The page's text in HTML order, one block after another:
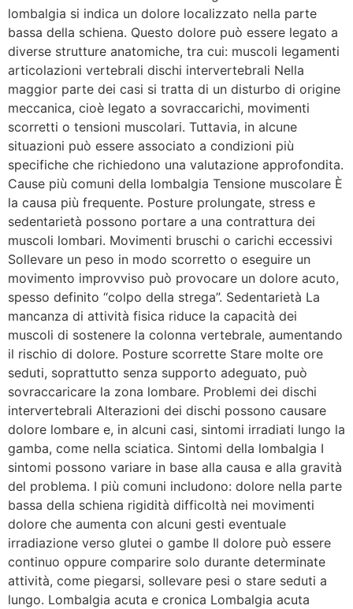
lombalgia si indica un dolore localizzato nella parte
bassa della schiena. Questo dolore può essere legato a
diverse strutture anatomiche, tra cui: muscoli legamenti
articolazioni vertebrali dischi intervertebrali Nella
maggior parte dei casi si tratta di un disturbo di origine
meccanica, cioè legato a sovraccarichi, movimenti
scorretti o tensioni muscolari. Tuttavia, in alcune
situazioni può essere associato a condizioni più
specifiche che richiedono una valutazione approfondita.
Cause più comuni della lombalgia Tensione muscolare È
la causa più frequente. Posture prolungate, stress e
sedentarietà possono portare a una contrattura dei
muscoli lombari. Movimenti bruschi o carichi eccessivi
Sollevare un peso in modo scorretto o eseguire un
movimento improvviso può provocare un dolore acuto,
spesso definito “colpo della strega”. Sedentarietà La
mancanza di attività fisica riduce la capacità dei
muscoli di sostenere la colonna vertebrale, aumentando
il rischio di dolore. Posture scorrette Stare molte ore
seduti, soprattutto senza supporto adeguato, può
sovraccaricare la zona lombare. Problemi dei dischi
intervertebrali Alterazioni dei dischi possono causare
dolore lombare e, in alcuni casi, sintomi irradiati lungo la
gamba, come nella sciatica. Sintomi della lombalgia I
sintomi possono variare in base alla causa e alla gravità
del problema. I più comuni includono: dolore nella parte
bassa della schiena rigidità difficoltà nei movimenti
dolore che aumenta con alcuni gesti eventuale
irradiazione verso glutei o gambe Il dolore può essere
continuo oppure comparire solo durante determinate
attività, come piegarsi, sollevare pesi o stare seduti a
lungo. Lombalgia acuta e cronica Lombalgia acuta